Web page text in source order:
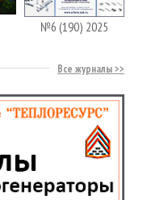
№6 (190) 2025
Все журналы